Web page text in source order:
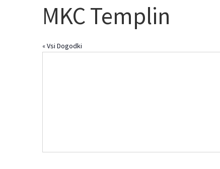
MKC Templin
« Vsi Dogodki